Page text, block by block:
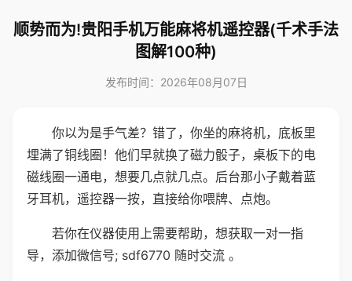
顺势而为!贵阳手机万能麻将机遥控器(千术手法
图解100种)
发布时间：2026年08月07日
你以为是手气差？错了，你坐的麻将机，底板里
埋满了铜线圈！他们早就换了磁力骰子，桌板下的电
磁线圈一通电，想要几点就几点。后台那小子戴着蓝
牙耳机，遥控器一按，直接给你喂牌、点炮。
若你在仪器使用上需要帮助，想获取一对一指
导，添加微信号; sdf6770 随时交流 。